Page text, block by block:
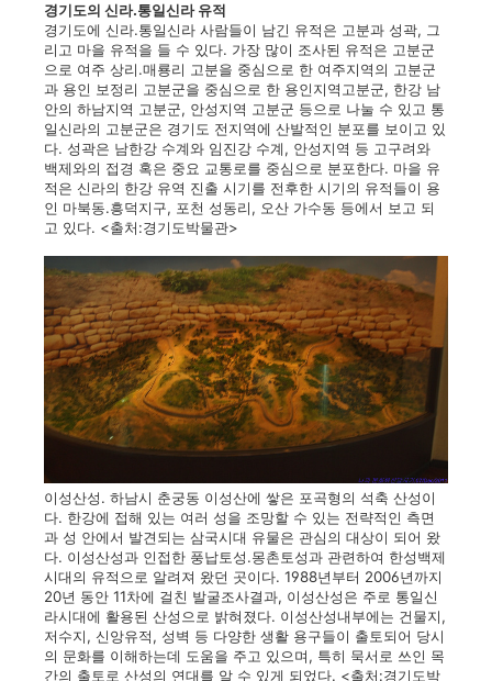
경기도의 신라.통일신라 유적
경기도에 신라.통일신라 사람들이 남긴 유적은 고분과 성곽, 그
리고 마을 유적을 들 수 있다. 가장 많이 조사된 유적은 고분군
으로 여주 상리.매룡리 고분을 중심으로 한 여주지역의 고분군
과 용인 보정리 고분군을 중심으로 한 용인지역고분군, 한강 남
안의 하남지역 고분군, 안성지역 고분군 등으로 나눌 수 있고 통
일신라의 고분군은 경기도 전지역에 산발적인 분포를 보이고 있
다. 성곽은 남한강 수계와 임진강 수계, 안성지역 등 고구려와
백제와의 접경 혹은 중요 교통로를 중심으로 분포한다. 마을 유
적은 신라의 한강 유역 진출 시기를 전후한 시기의 유적들이 용
인 마북동.흥덕지구, 포천 성동리, 오산 가수동 등에서 보고 되
고 있다. <출처:경기도박물관>
이성산성. 하남시 춘궁동 이성산에 쌓은 포곡형의 석축 산성이
다. 한강에 접해 있는 여러 성을 조망할 수 있는 전략적인 측면
과 성 안에서 발견되는 삼국시대 유물은 관심의 대상이 되어 왔
다. 이성산성과 인접한 풍납토성.몽촌토성과 관련하여 한성백제
시대의 유적으로 알려져 왔던 곳이다. 1988년부터 2006년까지
20년 동안 11차에 걸친 발굴조사결과, 이성산성은 주로 통일신
라시대에 활용된 산성으로 밝혀졌다. 이성산성내부에는 건물지,
저수지, 신앙유적, 성벽 등 다양한 생활 용구들이 출토되어 당시
의 문화를 이해하는데 도움을 주고 있으며, 특히 묵서로 쓰인 목
간의 출토로 산성의 연대를 알 수 있게 되었다. <출처:경기도박